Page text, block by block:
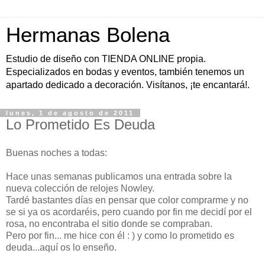
Hermanas Bolena
Estudio de diseño con TIENDA ONLINE propia.
Especializados en bodas y eventos, también tenemos un
apartado dedicado a decoración. Visítanos, ¡te encantará!.
lunes, 1 de agosto de 2011
Lo Prometido Es Deuda
Buenas noches a todas:
Hace unas semanas publicamos una entrada sobre la
nueva colección de relojes Nowley.
Tardé bastantes días en pensar que color comprarme y no
se si ya os acordaréis, pero cuando por fin me decidí por el
rosa, no encontraba el sitio donde se compraban.
Pero por fin... me hice con él : ) y como lo prometido es
deuda...aquí os lo enseño.